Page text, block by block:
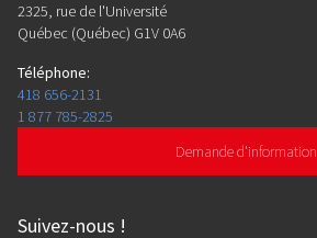
2325, rue de l'Université
Québec (Québec) G1V 0A6
Téléphone:
418 656-2131
1 877 785-2825
Demande d'information
Suivez-nous !